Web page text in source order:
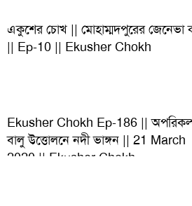
একুশের চোখ || মোহাম্মদপুরের জেনেভা
|| Ep-10 || Ekusher Chokh
Ekusher Chokh Ep-186 ||
বালু উত্তোলনে নদী ভাঙ্গন || 21 March
2020 || Ekusher Chokh